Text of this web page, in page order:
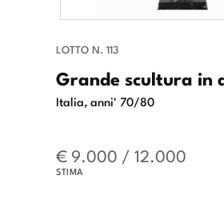
LOTTO N. 113
Grande scultura in
Italia, anni' 70/80
€ 9.000 / 12.000
STIMA